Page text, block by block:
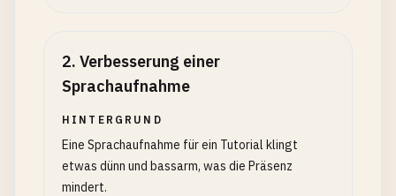
2. Verbesserung einer
Sprachaufnahme
HINTERGRUND
Eine Sprachaufnahme für ein Tutorial klingt
etwas dünn und bassarm, was die Präsenz
mindert.